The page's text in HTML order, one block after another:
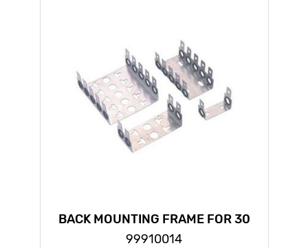
BACK MOUNTING FRAME FOR 30
PAIRS
99910014